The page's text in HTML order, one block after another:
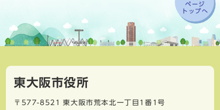
ページ
トップへ
東大阪市役所
〒577-8521
東大阪市荒本北一丁目1番1号